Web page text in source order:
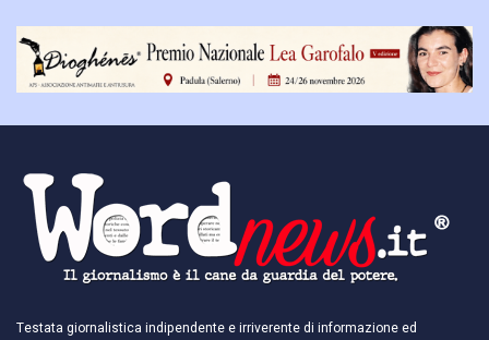
Testata giornalistica indipendente e irriverente di informazione ed